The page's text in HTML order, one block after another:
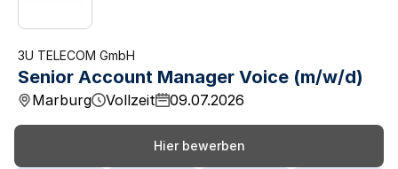
3U TELECOM GmbH
Senior Account Manager Voice (m/w/d)
Marburg Vollzeit 09.07.2026
Hier bewerben